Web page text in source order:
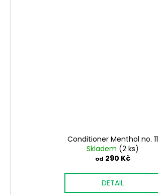
Conditioner Menthol no. 11​
Skladem (2 ks)
od 290 Kč
DETAIL